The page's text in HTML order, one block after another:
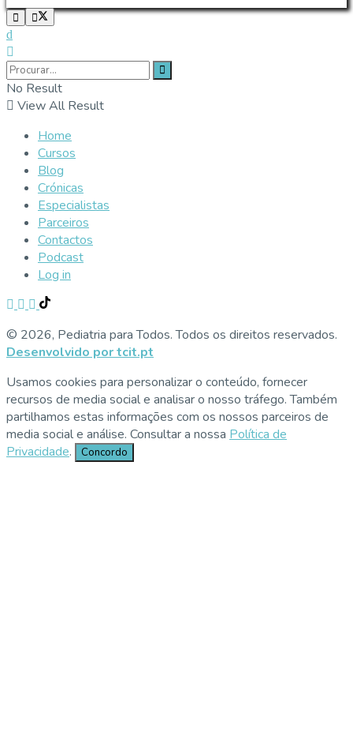
No Result
View All Result
Home
Cursos
Blog
Crónicas
Especialistas
Parceiros
Contactos
Podcast
Log in
© 2026, Pediatria para Todos. Todos os direitos reservados.
Desenvolvido por tcit.pt
Usamos cookies para personalizar o conteúdo, fornecer
recursos de media social e analisar o nosso tráfego. Também
partilhamos estas informações com os nossos parceiros de
media social e análise. Consultar a nossa Política de
Privacidade. Concordo